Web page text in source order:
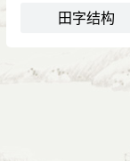
田字结构